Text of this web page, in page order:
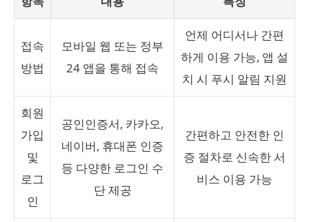
접속
방법
모바일 웹 또는 정부
24 앱을 통해 접속
언제 어디서나 간편
하게 이용 가능, 앱 설
치 시 푸시 알림 지원
회원
가입
및
로그
인
공인인증서, 카카오,
네이버, 휴대폰 인증
등 다양한 로그인 수
단 제공
간편하고 안전한 인
증 절차로 신속한 서
비스 이용 가능